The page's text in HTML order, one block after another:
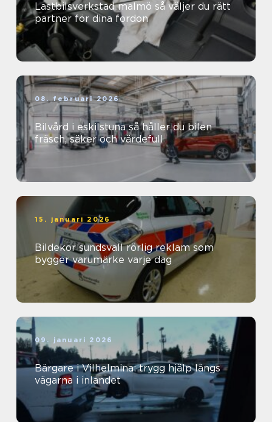
Lastbilsverkstad malmö så väljer du rätt
partner för dina fordon
08. februari 2026
Bilvård i eskilstuna så håller du bilen
fräsch, säker och värdefull
15. januari 2026
Bildekor sundsvall rörlig reklam som
bygger varumärke varje dag
09. januari 2026
Bärgare i Vilhelmina: trygg hjälp längs
vägarna i inlandet